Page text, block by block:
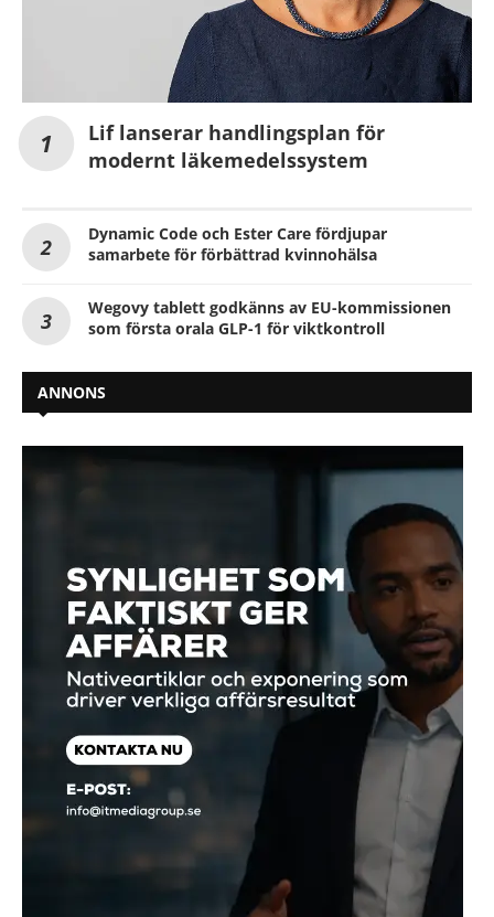
Lif lanserar handlingsplan för
modernt läkemedelssystem
Dynamic Code och Ester Care fördjupar
samarbete för förbättrad kvinnohälsa
Wegovy tablett godkänns av EU-kommissionen
som första orala GLP-1 för viktkontroll
ANNONS